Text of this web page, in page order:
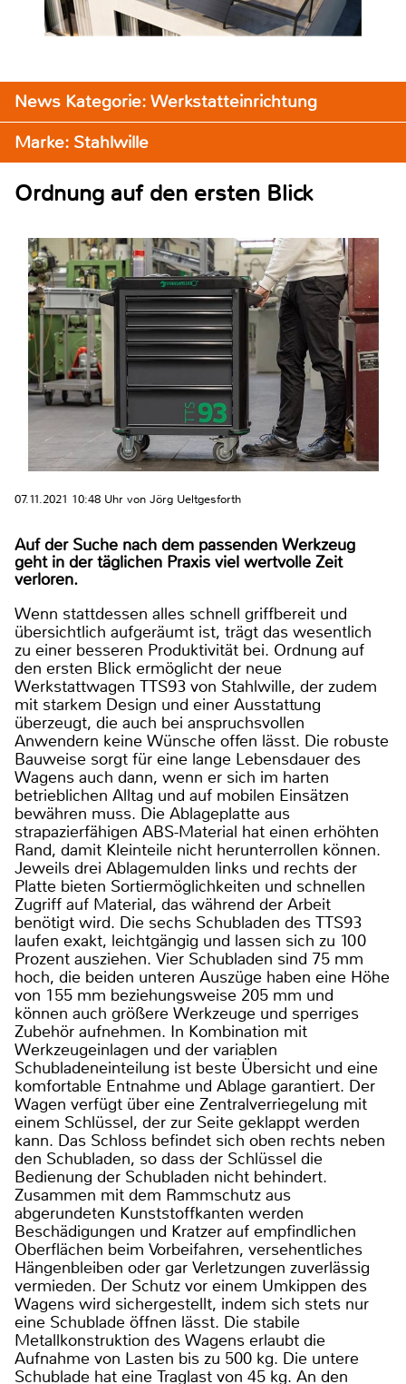
News Kategorie: Werkstatteinrichtung
Marke: Stahlwille
Ordnung auf den ersten Blick
07.11.2021 10:48 Uhr von Jörg Ueltgesforth
Auf der Suche nach dem passenden Werkzeug
geht in der täglichen Praxis viel wertvolle Zeit
verloren.
Wenn stattdessen alles schnell griffbereit und
übersichtlich aufgeräumt ist, trägt das wesentlich
zu einer besseren Produktivität bei. Ordnung auf
den ersten Blick ermöglicht der neue
Werkstattwagen TTS93 von Stahlwille, der zudem
mit starkem Design und einer Ausstattung
überzeugt, die auch bei anspruchsvollen
Anwendern keine Wünsche offen lässt. Die robuste
Bauweise sorgt für eine lange Lebensdauer des
Wagens auch dann, wenn er sich im harten
betrieblichen Alltag und auf mobilen Einsätzen
bewähren muss. Die Ablageplatte aus
strapazierfähigen ABS-Material hat einen erhöhten
Rand, damit Kleinteile nicht herunterrollen können.
Jeweils drei Ablagemulden links und rechts der
Platte bieten Sortiermöglichkeiten und schnellen
Zugriff auf Material, das während der Arbeit
benötigt wird. Die sechs Schubladen des TTS93
laufen exakt, leichtgängig und lassen sich zu 100
Prozent ausziehen. Vier Schubladen sind 75 mm
hoch, die beiden unteren Auszüge haben eine Höhe
von 155 mm beziehungsweise 205 mm und
können auch größere Werkzeuge und sperriges
Zubehör aufnehmen. In Kombination mit
Werkzeugeinlagen und der variablen
Schubladeneinteilung ist beste Übersicht und eine
komfortable Entnahme und Ablage garantiert. Der
Wagen verfügt über eine Zentralverriegelung mit
einem Schlüssel, der zur Seite geklappt werden
kann. Das Schloss befindet sich oben rechts neben
den Schubladen, so dass der Schlüssel die
Bedienung der Schubladen nicht behindert.
Zusammen mit dem Rammschutz aus
abgerundeten Kunststoffkanten werden
Beschädigungen und Kratzer auf empfindlichen
Oberflächen beim Vorbeifahren, versehentliches
Hängenbleiben oder gar Verletzungen zuverlässig
vermieden. Der Schutz vor einem Umkippen des
Wagens wird sichergestellt, indem sich stets nur
eine Schublade öffnen lässt. Die stabile
Metallkonstruktion des Wagens erlaubt die
Aufnahme von Lasten bis zu 500 kg. Die untere
Schublade hat eine Traglast von 45 kg. An den